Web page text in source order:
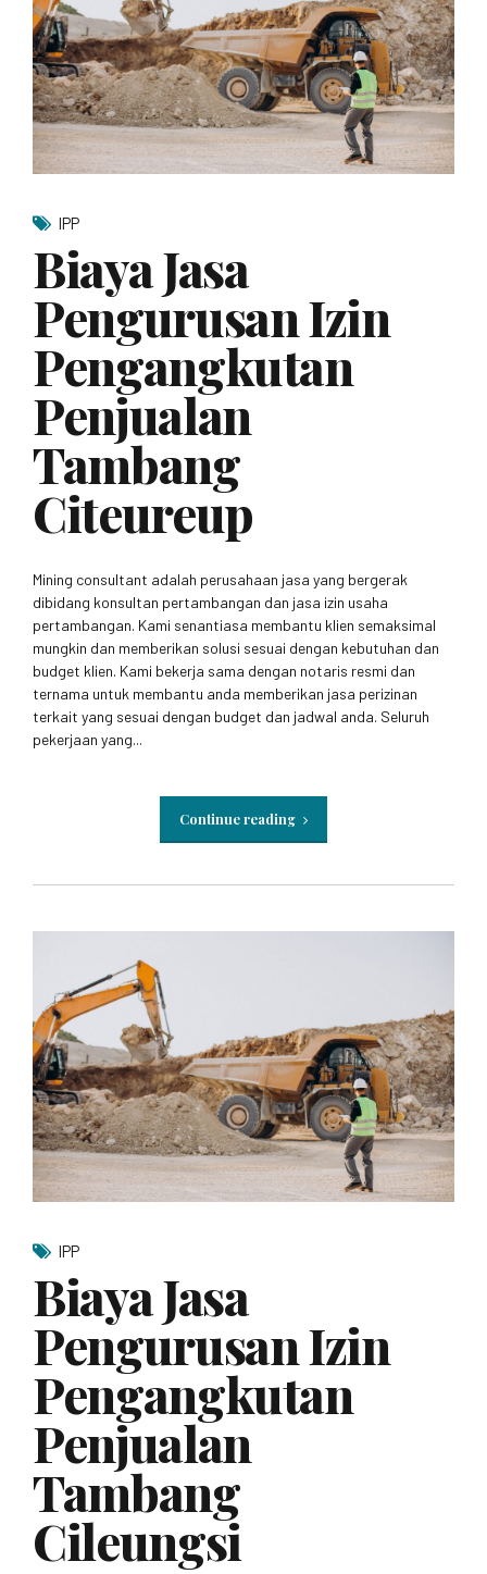
IPP
Biaya Jasa
Pengurusan Izin
Pengangkutan
Penjualan
Tambang
Citeureup
Mining consultant adalah perusahaan jasa yang bergerak
dibidang konsultan pertambangan dan jasa izin usaha
pertambangan. Kami senantiasa membantu klien semaksimal
mungkin dan memberikan solusi sesuai dengan kebutuhan dan
budget klien. Kami bekerja sama dengan notaris resmi dan
ternama untuk membantu anda memberikan jasa perizinan
terkait yang sesuai dengan budget dan jadwal anda. Seluruh
pekerjaan yang...
Continue reading
IPP
Biaya Jasa
Pengurusan Izin
Pengangkutan
Penjualan
Tambang
Cileungsi